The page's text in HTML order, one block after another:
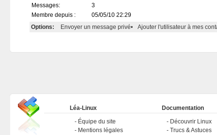
Messages:
3
Membre depuis :
05/05/10 22:29
Options:
Envoyer un message privé• Ajouter l'utilisateur à mes
Léa-Linux
Équipe du site
Mentions légales
Documentation
Découvrir Linux
Trucs & Astuces